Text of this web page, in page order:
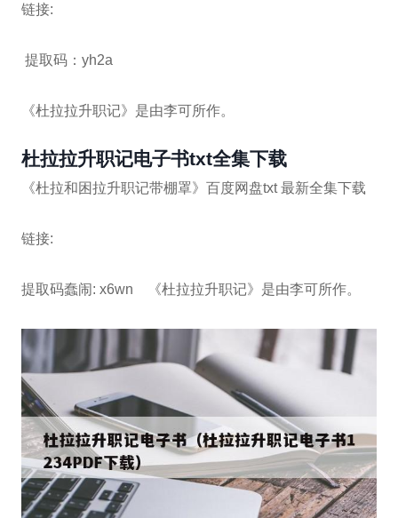
链接:
提取码：yh2a
《杜拉拉升职记》是由李可所作。
杜拉拉升职记电子书txt全集下载
《杜拉和困拉升职记带棚罩》百度网盘txt 最新全集下载
链接:
提取码蠢闹: x6wn 《杜拉拉升职记》是由李可所作。